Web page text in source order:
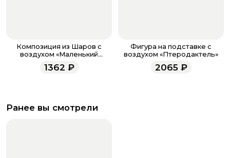
Композиция из Шаров с
воздухом «Маленький
1362 ₽
Фигура на подставке с
воздухом «Птеродактель»
2065₽
Ранее вы смотрели